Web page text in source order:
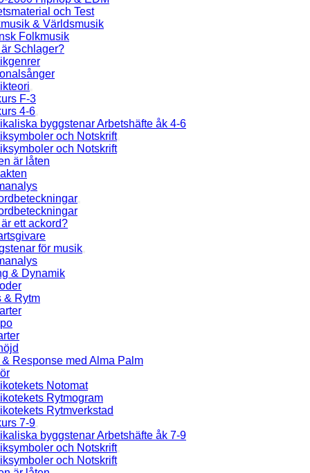
och Test
& Världsmusik
Folkmusik
Schlager?
F-3
4-6
byggstenar Arbetshäfte åk 4-6
och Notskrift
och Notskrift
är låten
ett ackord?
för musik
& Dynamik
& Rytm
Response med Alma Palm
Notomat
Rytmogram
Rytmverkstad
7-9
byggstenar Arbetshäfte åk 7-9
och Notskrift
och Notskrift